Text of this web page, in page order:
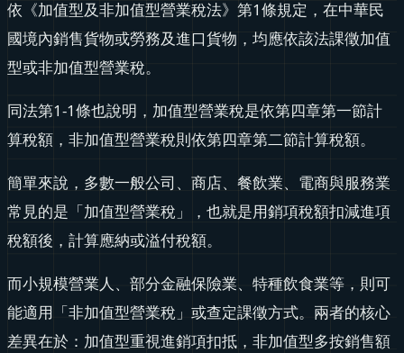
依《加值型及非加值型營業稅法》第1條規定，在中華民
國境內銷售貨物或勞務及進口貨物，均應依該法課徵加值
型或非加值型營業稅。
同法第1-1條也說明，加值型營業稅是依第四章第一節計
算稅額，非加值型營業稅則依第四章第二節計算稅額。
簡單來說，多數一般公司、商店、餐飲業、電商與服務業
常見的是「加值型營業稅」，也就是用銷項稅額扣減進項
稅額後，計算應納或溢付稅額。
而小規模營業人、部分金融保險業、特種飲食業等，則可
能適用「非加值型營業稅」或查定課徵方式。兩者的核心
差異在於：加值型重視進銷項扣抵，非加值型多按銷售額